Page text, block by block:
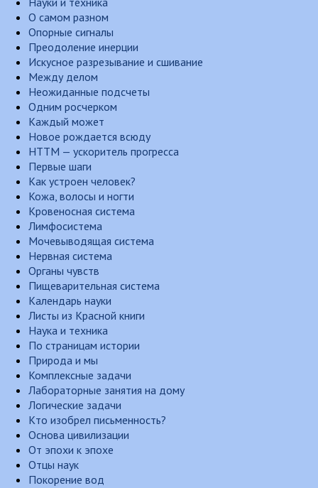
О самом разном
Опорные сигналы
Преодоление инерции
Искусное разрезывание и сшивание
Между делом
Неожиданные подсчеты
Одним росчерком
Каждый может
Новое рождается всюду
НТТМ — ускоритель прогресса
Первые шаги
Как устроен человек?
Кожа, волосы и ногти
Кровеносная система
Лимфосистема
Мочевыводящая система
Нервная система
Органы чувств
Пищеварительная система
Календарь науки
Листы из Красной книги
Наука и техника
По страницам истории
Природа и мы
Комплексные задачи
Лабораторные занятия на дому
Логические задачи
Кто изобрел письменность?
Основа цивилизации
От эпохи к эпохе
Отцы наук
Покорение вод